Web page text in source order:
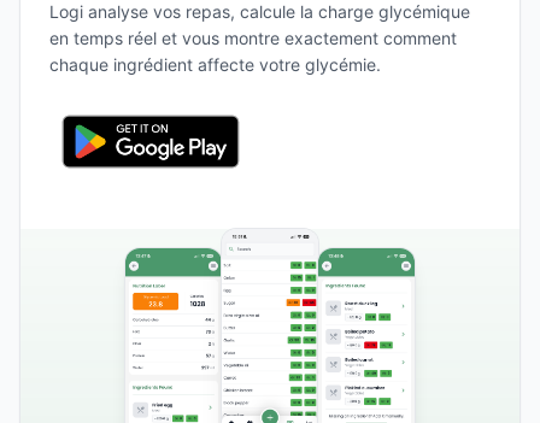
Logi analyse vos repas, calcule la charge glycémique
en temps réel et vous montre exactement comment
chaque ingrédient affecte votre glycémie.